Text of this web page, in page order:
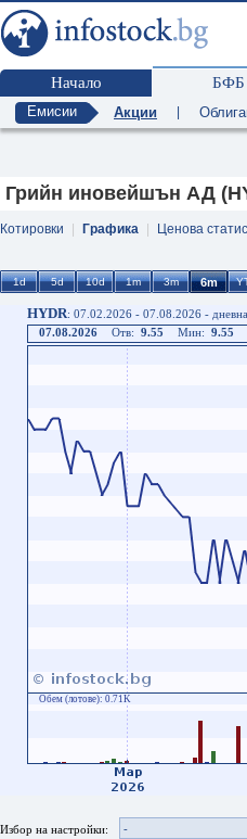
Начало БФБ
Емисии Акции
Грийн иновейшън АД
Котировки Графика Ценова
HYDR: 07.02.2026 - 07.08.2026 -
07.08.2026
Отв: 9.55 Мин: 9.55
Обем (лотове): 0.71K
Избор на настройки: -